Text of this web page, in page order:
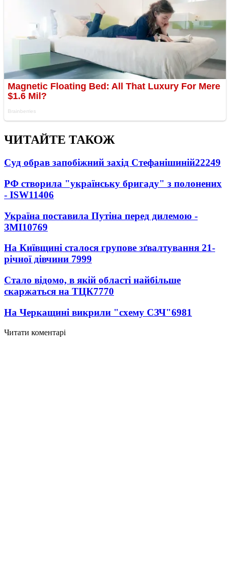
ЧИТАЙТЕ ТАКОЖ
Суд обрав запобіжний захід Стефанішиній22249
РФ створила "українську бригаду" з полонених
- ISW11406
Україна поставила Путіна перед дилемою -
ЗМІ10769
На Київщині сталося групове зґвалтування 21-
річної дівчини 7999
Стало відомо, в якій області найбільше
скаржаться на ТЦК7770
На Черкащині викрили "схему СЗЧ"6981
Читати коментарі